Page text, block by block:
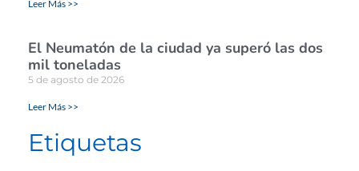
Leer Más >>
El Neumatón de la ciudad ya superó las dos
mil toneladas
5 de agosto de 2026
Leer Más >>
Etiquetas